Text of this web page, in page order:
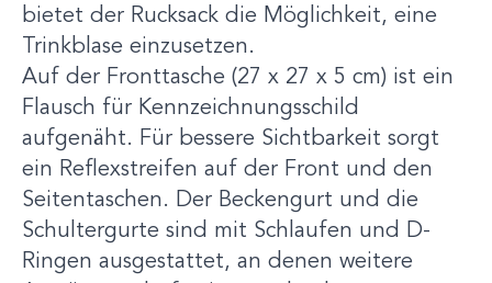
bietet der Rucksack die Möglichkeit, eine
Trinkblase einzusetzen.
Auf der Fronttasche (27 x 27 x 5 cm) ist ein
Flausch für Kennzeichnungsschild
aufgenäht. Für bessere Sichtbarkeit sorgt
ein Reflexstreifen auf der Front und den
Seitentaschen. Der Beckengurt und die
Schultergurte sind mit Schlaufen und D-
Ringen ausgestattet, an denen weitere